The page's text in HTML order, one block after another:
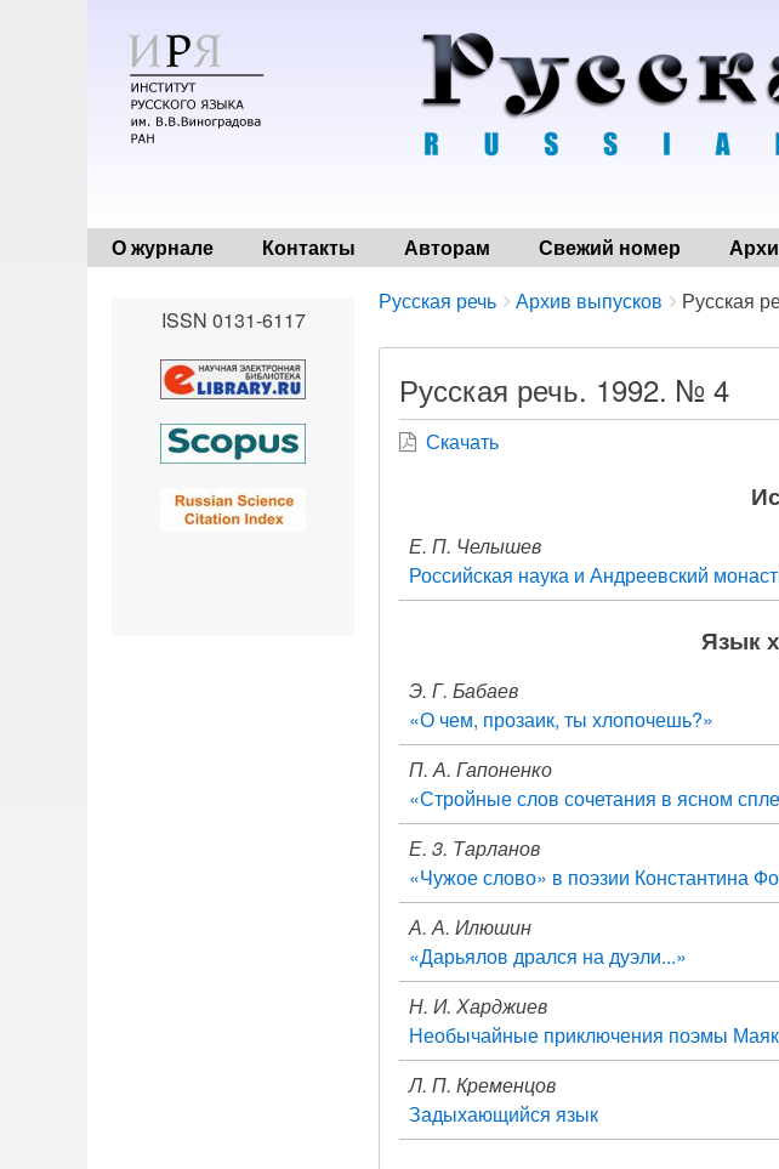
О журнале Контакты Авторам Свежий номер
Breadcrumbs
You
here:
Русская речь Архив выпусков Русская
Русская речь. 1992. № 4
Скачать
Е. П. Челышев
Российская наука и Андреевский
Язык
Э. Г. Бабаев
«О чем, прозаик, ты хлопочешь?»
П. А. Гапоненко
«Стройные слов сочетания в ясном
Е. 3. Тарланов
«Чужое слово» в поэзии Константина
А. А. Илюшин
«Дарьялов дрался на дуэли...»
Н. И. Харджиев
Необычайные приключения поэмы
Л. П. Кременцов
Задыхающийся язык
ISSN 0131-6117